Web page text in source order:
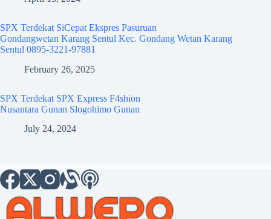
SPX Terdekat SiCepat Ekspres Pasuruan
Gondangwetan Karang Sentul Kec. Gondang Wetan Karang
Sentul 0895-3221-97881
February 26, 2025
SPX Terdekat SPX Express F4shion
Nusantara Gunan Slogohimo Gunan
July 24, 2024